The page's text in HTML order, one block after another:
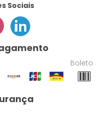
Sociais
Boleto